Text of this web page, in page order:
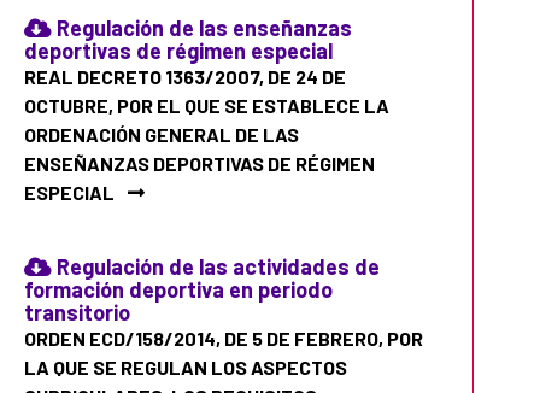
Regulación de las enseñanzas
deportivas de régimen especial
REAL DECRETO 1363/2007, DE 24 DE
OCTUBRE, POR EL QUE SE ESTABLECE LA
ORDENACIÓN GENERAL DE LAS
ENSEÑANZAS DEPORTIVAS DE RÉGIMEN
ESPECIAL
Regulación de las actividades de
formación deportiva en periodo
transitorio
ORDEN ECD/158/2014, DE 5 DE FEBRERO, POR
LA QUE SE REGULAN LOS ASPECTOS